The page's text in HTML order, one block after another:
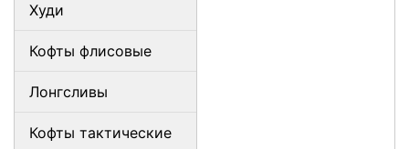
Худи
Кофты флисовые
Лонгсливы
Кофты тактические